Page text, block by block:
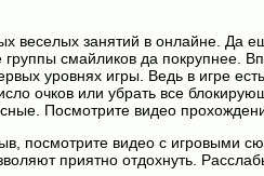
веселых занятий в онлайне. Да
группы смайликов да покрупнее.
уровнях игры. Ведь в игре
очков или убрать все
Посмотрите видео
посмотрите видео с игровыми
приятно отдохнуть.